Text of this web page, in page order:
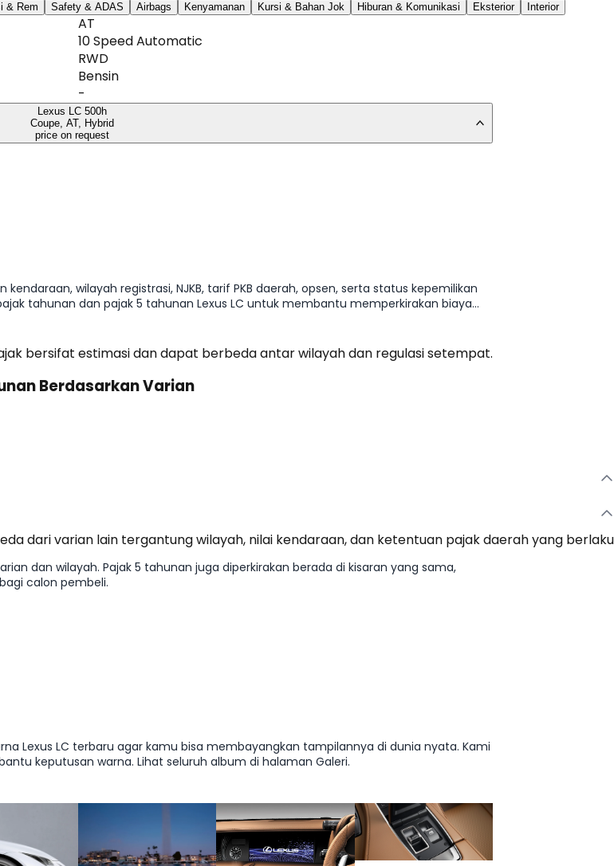
& Rem Safety & ADAS Airbags Kenyamanan Kursi & Bahan Jok Hiburan & Komunikasi Eksterior Interior
AT
10 Speed Automatic
RWD
Bensin
-
Lexus LC 500h
Coupe, AT, Hybrid
price on request
wilayah registrasi, NJKB, tarif PKB daerah, opsen, serta status kepemilikan
tahunan dan pajak 5 tahunan Lexus LC untuk membantu memperkirakan biaya
bersifat estimasi dan dapat berbeda antar wilayah dan regulasi setempat.
Berdasarkan Varian
dari varian lain tergantung wilayah, nilai kendaraan, dan ketentuan pajak daerah yang
dan wilayah. Pajak 5 tahunan juga diperkirakan berada di kisaran yang sama,
calon pembeli.
Lexus LC terbaru agar kamu bisa membayangkan tampilannya di dunia nyata. Kami
keputusan warna. Lihat seluruh album di halaman Galeri.